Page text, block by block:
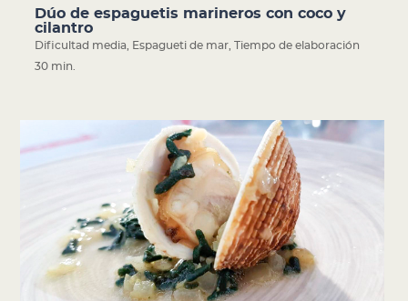
Dúo de espaguetis marineros con coco y
cilantro
Dificultad media Espagueti de mar
Tiempo de elaboración
30 min.